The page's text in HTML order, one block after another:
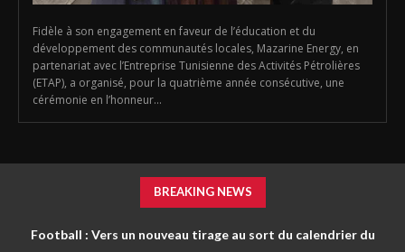
Fidèle à son engagement en faveur de l’éducation et du
développement des communautés locales, Mazarine Energy, en
partenariat avec l’Entreprise Tunisienne des Activités Pétrolières
(ETAP), a organisé, pour la quatrième année consécutive, une
cérémonie en l’honneur...
BREAKING NEWS
Football : Vers un nouveau tirage au sort du calendrier du